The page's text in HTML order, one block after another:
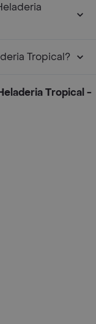
Tropical?
Tropical -